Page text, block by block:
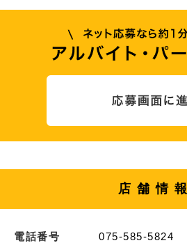
店舗情報
電話番号 075-585-5824